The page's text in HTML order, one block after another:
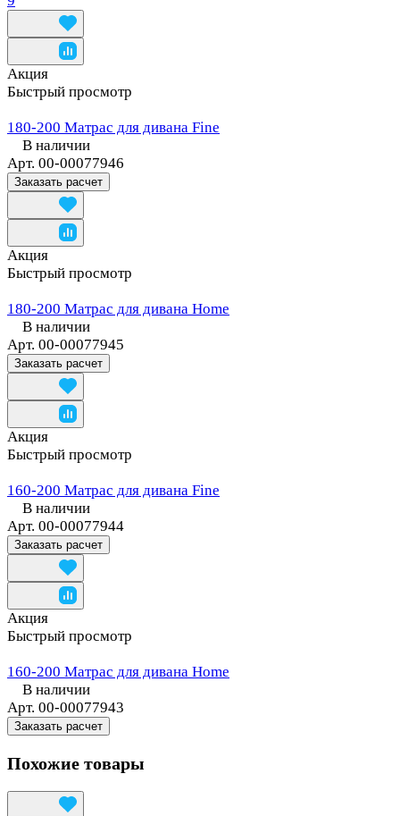
Акция
Быстрый просмотр
180-200 Матрас для дивана Fine
В наличии
Арт. 00-00077946
Заказать расчет
Акция
Быстрый просмотр
180-200 Матрас для дивана Home
В наличии
Арт. 00-00077945
Заказать расчет
Акция
Быстрый просмотр
160-200 Матрас для дивана Fine
В наличии
Арт. 00-00077944
Заказать расчет
Акция
Быстрый просмотр
160-200 Матрас для дивана Home
В наличии
Арт. 00-00077943
Заказать расчет
Похожие товары